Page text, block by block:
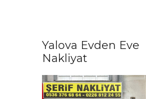
Yalova Evden Eve
Nakliyat